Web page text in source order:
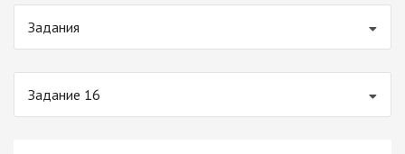
Задания
Задание 16